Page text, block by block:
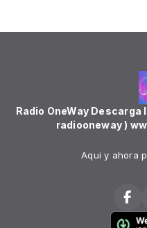
Radio OneWay Descarga
radiooneway )
Aqui y ahora